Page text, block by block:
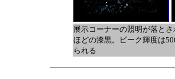
展示コーナーの照明が落と
ほどの漆黒。ピーク輝度は
られる